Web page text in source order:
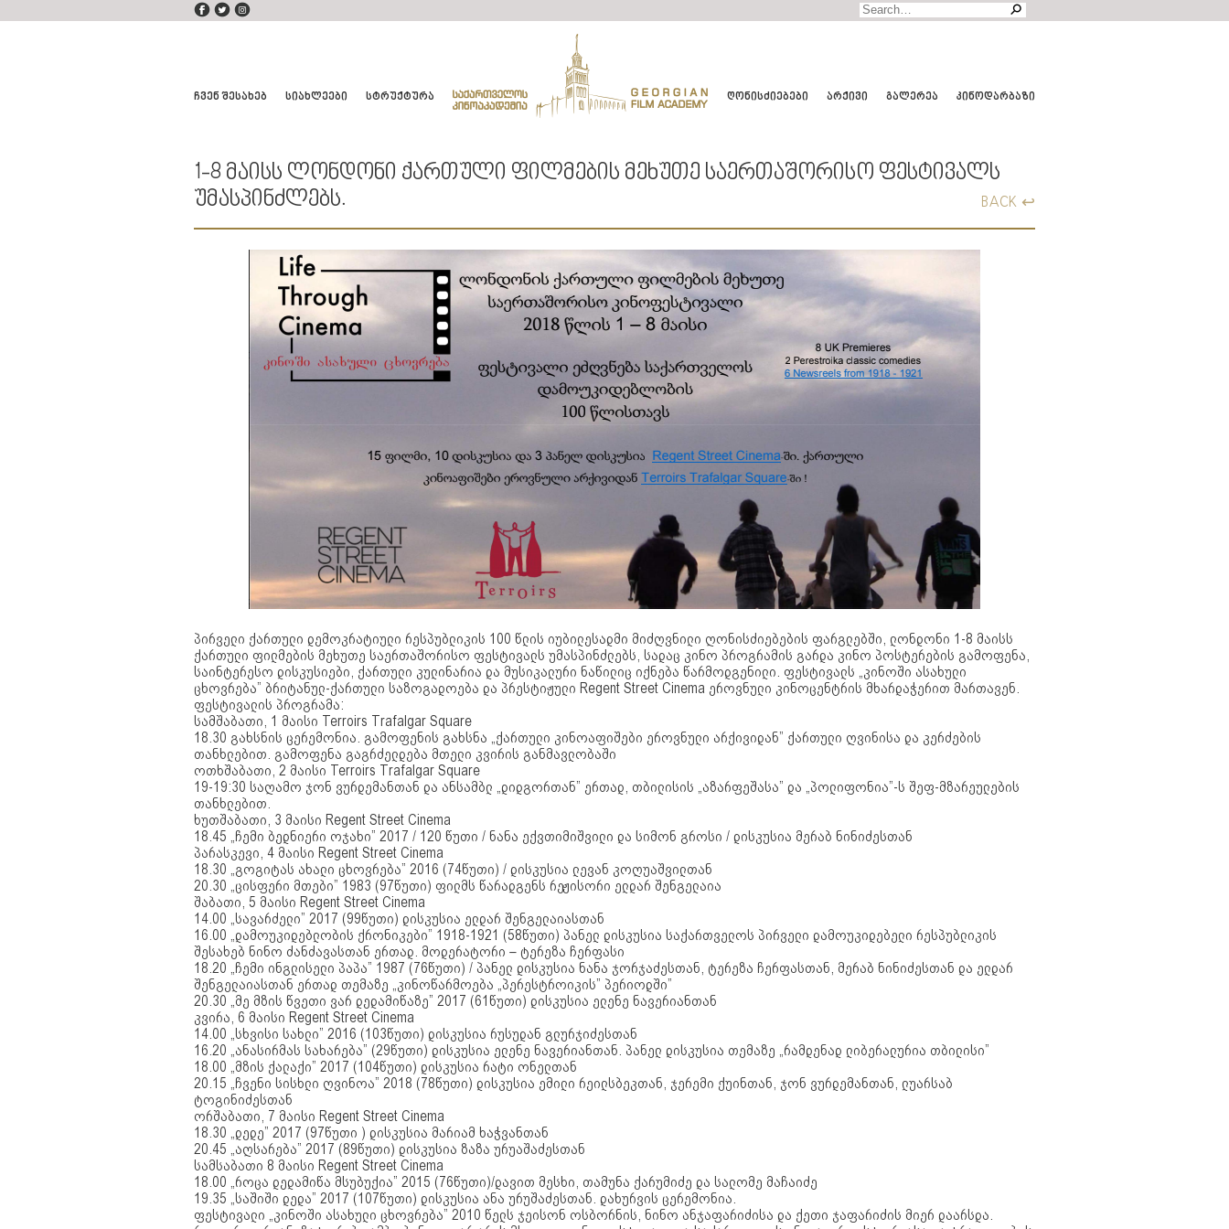
ᲩᲕᲔᲜ ᲨᲔᲡᲐᲮᲔᲑ ᲡᲘᲐᲮᲚᲔᲔᲑᲘ ᲡᲢᲠᲣᲥᲢᲣᲠᲐ ᲦᲝᲜᲘᲡᲫᲘᲔᲑᲔᲑᲘ ᲐᲠᲥᲘᲕᲘ ᲒᲐᲚᲔᲠᲔᲐ ᲙᲘᲜᲝᲓᲐᲠᲑᲐᲖᲘ
1-8 ᲛᲐᲘᲡᲡ ᲚᲝᲜᲓᲝᲜᲘ ᲥᲐᲠᲗᲣᲚᲘ ᲤᲘᲚᲛᲔᲑᲘᲡ ᲛᲔᲮᲣᲗᲔ ᲡᲐᲔᲠᲗᲐᲨᲝᲠᲘᲡᲝ ᲤᲔᲡᲢᲘᲕᲐᲚᲡ
ᲣᲛᲐᲡᲞᲘᲜᲫᲚᲔᲑᲡ.
BACK ↩
პირველი ქართული დემოკრატიული რესპუბლიკის 100 წლის იუბილესადმი მიძღვნილი ღონისძიებების ფარგლებში, ლონდონი 1-8 მაისს
ქართული ფილმების მეხუთე საერთაშორისო ფესტივალს უმასპინძლებს, სადაც კინო პროგრამის გარდა კინო პოსტერების გამოფენა,
საინტერესო დისკუსიები, ქართული კულინარია და მუსიკალური ნაწილიც იქნება წარმოდგენილი. ფესტივალს „კინოში ასახული
ცხოვრება” ბრიტანულ-ქართული საზოგადოება და პრესტიჟული Regent Street Cinema ეროვნული კინოცენტრის მხარდაჭერით მართავენ.
ფესტივალის პროგრამა:
სამშაბათი, 1 მაისი Terroirs Trafalgar Square
18.30 გახსნის ცერემონია. გამოფენის გახსნა „ქართული კინოაფიშები ეროვნული არქივიდან” ქართული ღვინისა და კერძების
თანხლებით. გამოფენა გაგრძელდება მთელი კვირის განმავლობაში
ოთხშაბათი, 2 მაისი Terroirs Trafalgar Square
19-19:30 საღამო ჯონ ვურდემანთან და ანსამბლ „დიდგორთან” ერთად, თბილისის „აზარფეშასა” და „პოლიფონია”-ს შეფ-მზარეულების
თანხლებით.
ხუთშაბათი, 3 მაისი Regent Street Cinema
18.45 „ჩემი ბედნიერი ოჯახი” 2017 / 120 წუთი / ნანა ექვთიმიშვილი და სიმონ გროსი / დისკუსია მერაბ ნინიძესთან
პარასკევი, 4 მაისი Regent Street Cinema
18.30 „გოგიტას ახალი ცხოვრება” 2016 (74წუთი) / დისკუსია ლევან კოღუაშვილთან
20.30 „ცისფერი მთები” 1983 (97წუთი) ფილმს წარადგენს რეჟისორი ელდარ შენგელაია
შაბათი, 5 მაისი Regent Street Cinema
14.00 „სავარძელი” 2017 (99წუთი) დისკუსია ელდარ შენგელაიასთან
16.00 „დამოუკიდებლობის ქრონიკები” 1918-1921 (58წუთი) პანელ დისკუსია საქართველოს პირველი დამოუკიდებელი რესპუბლიკის
შესახებ ნინო ძანძავასთან ერთად. მოდერატორი – ტერეზა ჩერფასი
18.20 „ჩემი ინგლისელი პაპა” 1987 (76წუთი) / პანელ დისკუსია ნანა ჯორჯაძესთან, ტერეზა ჩერფასთან, მერაბ ნინიძესთან და ელდარ
შენგელაიასთან ერთად თემაზე „კინოწარმოება „პერესტროიკის” პერიოდში”
20.30 „მე მზის წვეთი ვარ დედამიწაზე” 2017 (61წუთი) დისკუსია ელენე ნავერიანთან
კვირა, 6 მაისი Regent Street Cinema
14.00 „სხვისი სახლი” 2016 (103წუთი) დისკუსია რუსუდან გლურჯიძესთან
16.20 „ანასირმას სახარება” (29წუთი) დისკუსია ელენე ნავერიანთან. პანელ დისკუსია თემაზე „რამდენად ლიბერალურია თბილისი”
18.00 „მზის ქალაქი” 2017 (104წუთი) დისკუსია რატი ონელთან
20.15 „ჩვენი სისხლი ღვინოა” 2018 (78წუთი) დისკუსია ემილი რეილსბეკთან, ჯერემი ქუინთან, ჯონ ვურდემანთან, ლუარსაბ
ტოგინიძესთან
ორშაბათი, 7 მაისი Regent Street Cinema
18.30 „დედე” 2017 (97წუთი ) დისკუსია მარიამ ხაჭვანთან
20.45 „აღსარება” 2017 (89წუთი) დისკუსია ზაზა ურუაშაძესთან
სამსაბათი 8 მაისი Regent Street Cinema
18.00 „როცა დედამიწა მსუბუქია” 2015 (76წუთი)/დავით მესხი, თამუნა ქარუმიძე და სალომე მაჩაიძე
19.35 „საშიში დედა” 2017 (107წუთი) დისკუსია ანა ურუშაძესთან. დახურვის ცერემონია.
ფესტივალი „კინოში ასახული ცხოვრება” 2010 წელს ჯეისონ ოსბორნის, ნინო ანჯაფარიძისა და ქეთი ჯაფარიძის მიერ დაარსდა.